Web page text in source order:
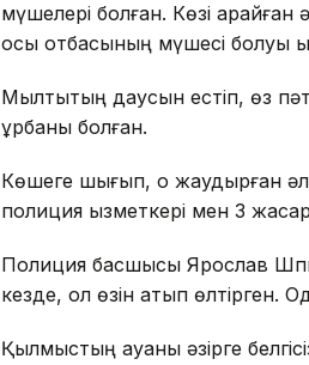
мүшелері болған. Көзі
осы отбасының мүшесі болуы
Мылтықтың даусын естіп, өз
құрбаны болған.
Көшеге шығып, оқ жаудырған
полиция қызметкері мен 3
Полиция басшысы Ярослав
кезде, ол өзін атып өлтірген.
Қылмыстың ауаны әзірге